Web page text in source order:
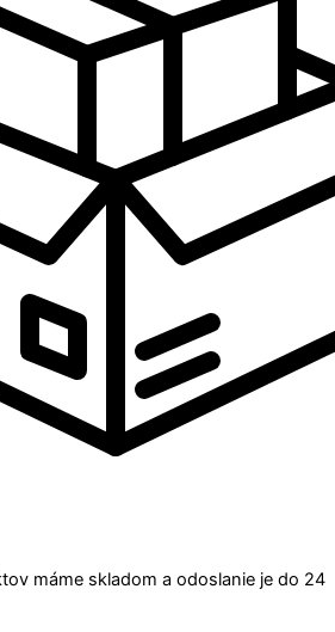
máme skladom a odoslanie je do 24